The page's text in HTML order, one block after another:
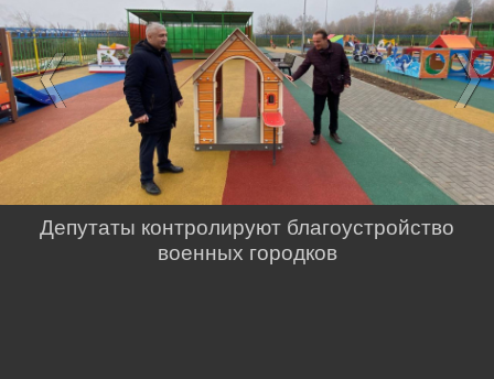
Депутаты контролируют благоустройство
военных городков